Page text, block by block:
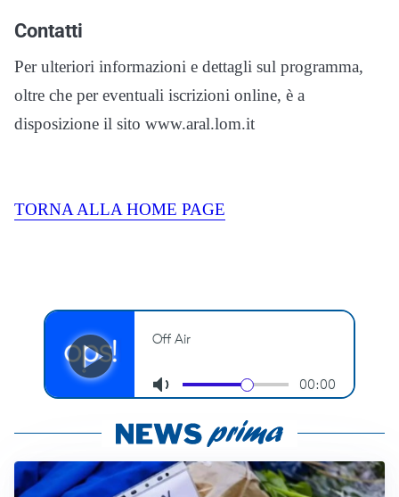
Contatti
Per ulteriori informazioni e dettagli sul programma,
oltre che per eventuali iscrizioni online, è a
disposizione il sito www.aral.lom.it
TORNA ALLA HOME PAGE